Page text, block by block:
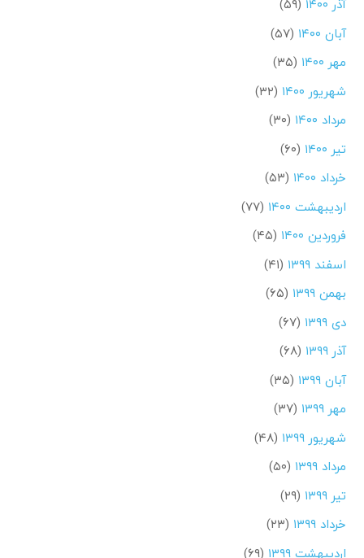
آذر ۱۴۰۰
(۵۹)
آبان ۱۴۰۰
(۵۷)
مهر ۱۴۰۰
(۳۵)
شهریور ۱۴۰۰
(۳۲)
مرداد ۱۴۰۰
(۳۰)
تیر ۱۴۰۰
(۶۰)
خرداد ۱۴۰۰
(۵۳)
اردیبهشت ۱۴۰۰
(۷۷)
فروردین ۱۴۰۰
(۴۵)
اسفند ۱۳۹۹
(۴۱)
بهمن ۱۳۹۹
(۶۵)
دی ۱۳۹۹
(۶۷)
آذر ۱۳۹۹
(۶۸)
آبان ۱۳۹۹
(۳۵)
مهر ۱۳۹۹
(۳۷)
شهریور ۱۳۹۹
(۴۸)
مرداد ۱۳۹۹
(۵۰)
تیر ۱۳۹۹
(۲۹)
خرداد ۱۳۹۹
(۲۳)
اردیبهشت ۱۳۹۹
(۶۹)